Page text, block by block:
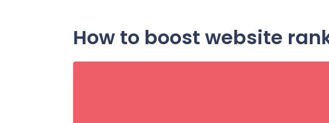
How to boost website